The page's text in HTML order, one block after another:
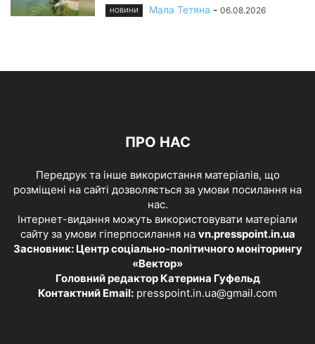
НОВИНИ Мала Тетяна - 06.08.2026
ПРО НАС
Передрук та інше використання матеріалів, що
розміщені на сайті дозволяється за умови посилання на
нас.
Інтернет-видання можуть використовувати матеріали
сайту за умови гіперпосилання на vn.presspoint.in.ua
Засновник: Центр соціально-політичного моніторингу
«Вектор»
Головний редактор Катерина Гуфельд
Контактний Email: presspoint.in.ua@gmail.com